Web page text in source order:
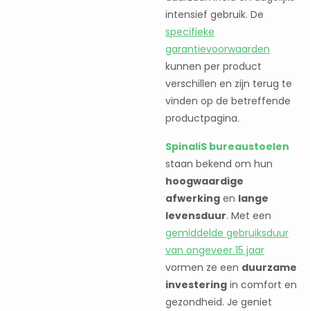
intensief gebruik. De
specifieke
garantievoorwaarden
kunnen per product
verschillen en zijn terug te
vinden op de betreffende
productpagina.
SpinaliS bureaustoelen
staan bekend om hun
hoogwaardige
afwerking en lange
levensduur. Met een
gemiddelde gebruiksduur
van ongeveer 15 jaar
vormen ze een duurzame
investering in comfort en
gezondheid. Je geniet